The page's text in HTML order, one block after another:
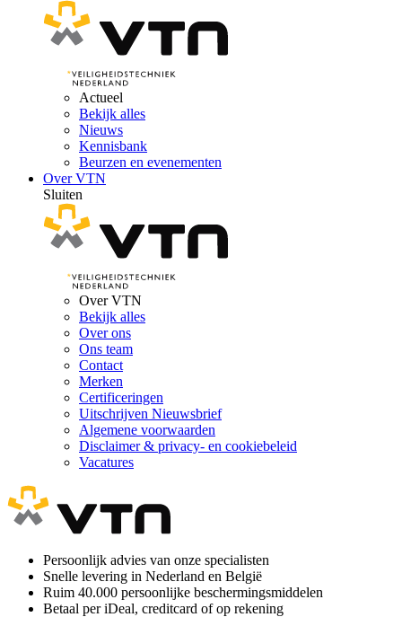
Actueel
Bekijk alles
Nieuws
Kennisbank
Beurzen en evenementen
Over VTN
Sluiten
Over VTN
Bekijk alles
Over ons
Ons team
Contact
Merken
Certificeringen
Uitschrijven Nieuwsbrief
Algemene voorwaarden
Disclaimer & privacy- en cookiebeleid
Vacatures
Persoonlijk advies van onze specialisten
Snelle levering in Nederland en België
Ruim 40.000 persoonlijke beschermingsmiddelen
Betaal per iDeal, creditcard of op rekening